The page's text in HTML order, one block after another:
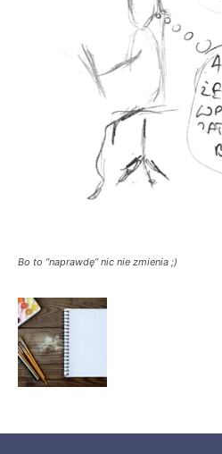
Bo to “naprawdę” nic nie zmienia ;)